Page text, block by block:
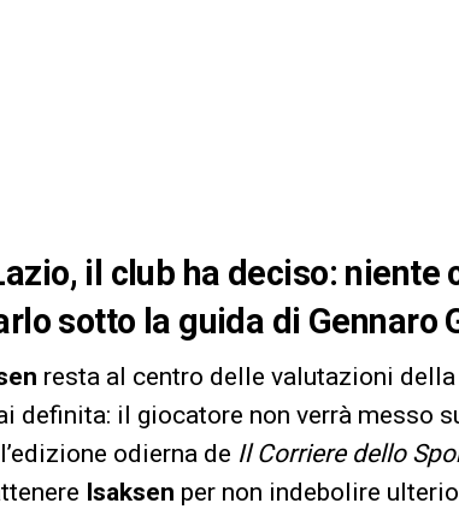
il club ha deciso: niente
sotto la guida di Gennaro
resta al centro delle valutazioni della
definita: il giocatore non verrà messo
odierna de Il Corriere dello
Isaksen per non indebolire